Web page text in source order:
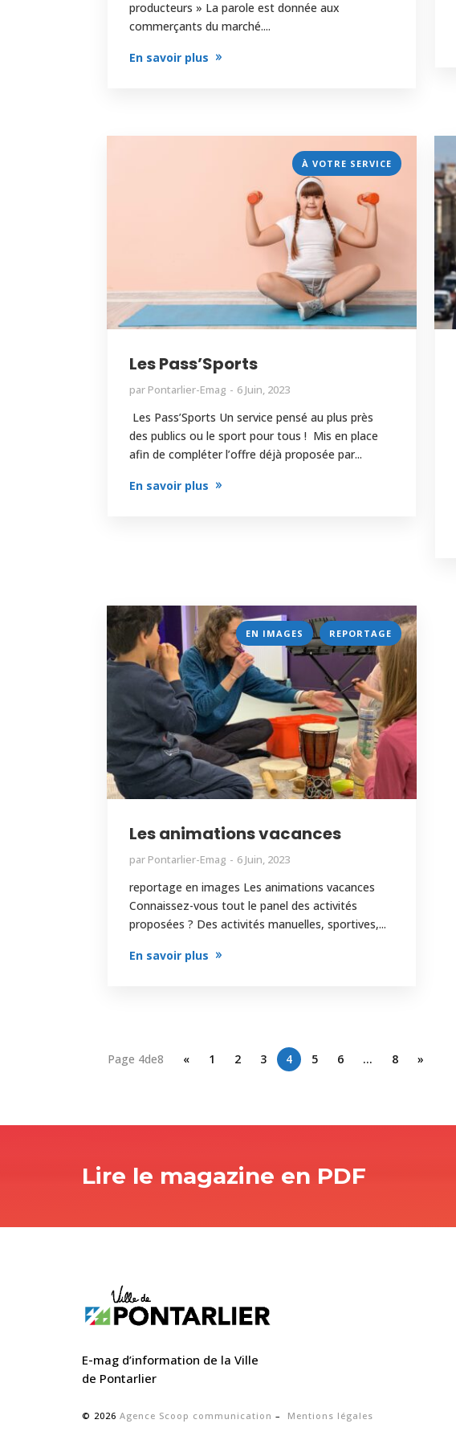
producteurs » La parole est donnée aux
commerçants du marché....
En savoir plus
À VOTRE SERVICE
Les Pass’Sports
par Pontarlier-Emag 6 Juin, 2023
Les Pass’Sports Un service pensé au plus près
des publics ou le sport pour tous ! Mis en place
afin de compléter l’offre déjà proposée par...
En savoir plus
EN IMAGES , REPORTAGE
Les animations vacances
par Pontarlier-Emag 6 Juin, 2023
reportage en images Les animations vacances
Connaissez-vous tout le panel des activités
proposées ? Des activités manuelles, sportives,...
En savoir plus
Page 4de8 « 1 2 3 4 5 6 … 8 »
Lire le magazine en PDF
E-mag d’information de la Ville
de Pontarlier
© 2026 Agence Scoop communication – Mentions légales